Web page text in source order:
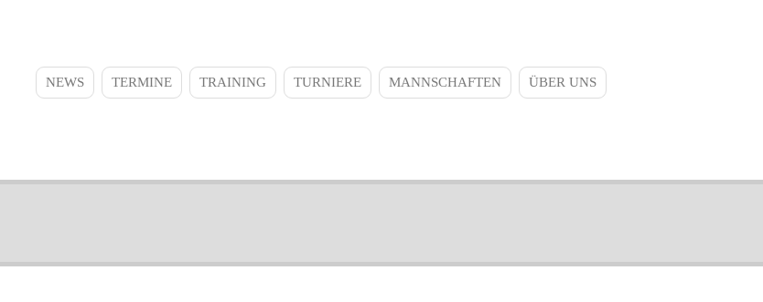
Main
NEWS TERMINE TRAINING TURNIERE MANNSCHAFTEN ÜBER UNS